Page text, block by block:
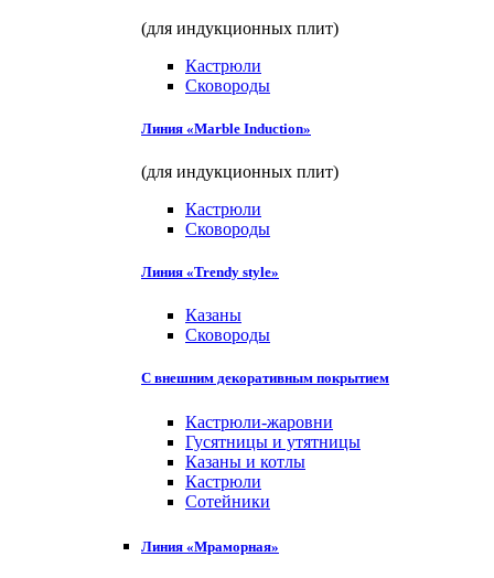
(для индукционных плит)
Кастрюли
Сковороды
Линия «Marble Induction»
(для индукционных плит)
Кастрюли
Сковороды
Линия «Trendy style»
Казаны
Сковороды
С внешним декоративным покрытием
Кастрюли-жаровни
Гусятницы и утятницы
Казаны и котлы
Кастрюли
Сотейники
Линия «Мраморная»